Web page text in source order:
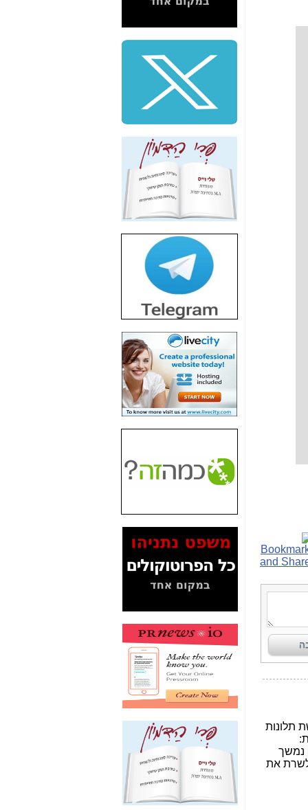
סיכום ביקור בסיליקון
שלמה פילבר (עד
לאחרונה מנכ"ל משרד
התקשורת) - עד
מדינה? הצחקתם
"יש אפליה בחקירה"?
חשיפה: למה השר
משה כחלון לא נחקר
עד היום? -
כאן
הדומה לזו של "תיק
4000" אך בתחום
הסלולר -
חשיפת מה שלא
רוצים שתדעו בעניין
פריסת אנלימיטד
(בניחוח בלתי נסבל) -
כאן
חשיפה: איוב קרא
אישר לקבוצת סלקום
בדיוק מה שביבי אישר
כאן
האם השר איוב קרא
היה צריך בכלל לחתום
על האישור, שנתן
האם ביבי וקרא קבלו
בכלל תמורה עבור
המסמכים בנושא בזק-
Yes (תיק 4000)
לאיש הלא נכון! -כאן
עובדות ומסמכים
האם ביבי כשר
תקשורת עזר לקב'
בזק? -כאן
מה מקור ה-Fake
News שהביא לתפירת
תיק לביבי והעלמת
החשודים הנכונים -כאן
אחת הרגליים של "תיק
4000 התפור"
התמוטטה היום
בניצחון (כפול) של בזק
-
כאן
איך כתבות מפנקות